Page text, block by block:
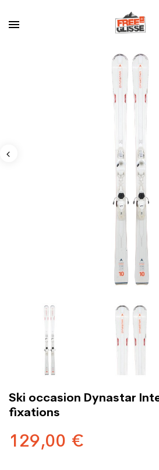
Ski occasion Dynastar
fixations
129,00 €